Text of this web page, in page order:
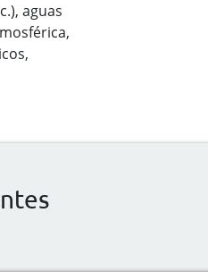
aguas